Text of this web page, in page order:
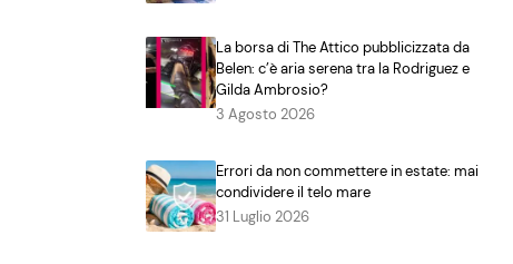
La borsa di The Attico pubblicizzata da
Belen: c’è aria serena tra la Rodriguez e
Gilda Ambrosio?
3 Agosto 2026
Errori da non commettere in estate: mai
condividere il telo mare
31 Luglio 2026